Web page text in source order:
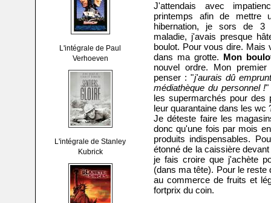
L'intégrale de Paul
Verhoeven
L'intégrale de Stanley
Kubrick
J'attendais avec
printemps afin de mettre
hibernation, je sors de 3
maladie, j'avais presque
boulot. Pour vous dire. Mais
dans ma grotte. Mon
nouvel ordre. Mon
penser : "j'aurais dû
médiathèque du personnel !"
les supermarchés pour des
leur quarantaine dans les wc
Je déteste faire les
donc qu'une fois par mois
produits indispensables.
étonné de la caissière
je fais croire que j'achète
(dans ma tête). Pour le
au commerce de fruits et
fortprix du coin.